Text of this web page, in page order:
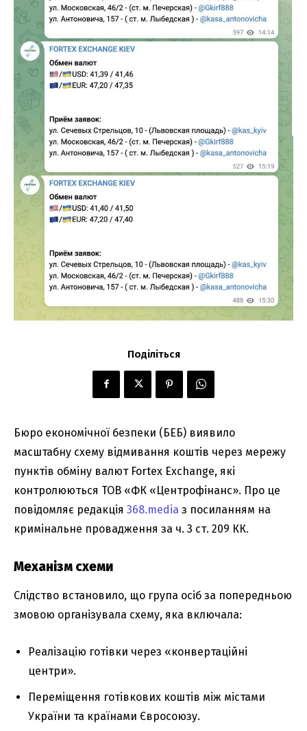
Поділіться
Бюро економічної безпеки (БЕБ) виявило
масштабну схему відмивання коштів через мережу
пунктів обміну валют Fortex Exchange, які
контролюються ТОВ «ФК «Центрофінанс». Про це
повідомляє редакція 368.media з посиланням на
кримінальне провадження за ч. 3 ст. 209 КК.
Механізм схеми
Слідство встановило, що група осіб за попередньою
змовою організувала схему, яка включала:
Реалізацію готівки через «конвертаційні
центри».
Переміщення готівкових коштів між містами
України та країнами Євросоюзу.